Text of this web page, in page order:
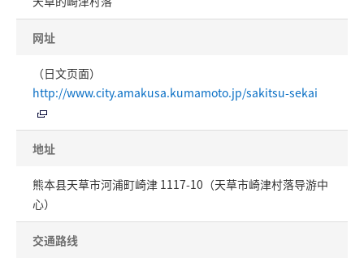
网址
（日文页面）
http://www.city.amakusa.kumamoto.jp/sakitsu-sekai
地址
熊本县天草市河浦町崎津 1117-10（天草市崎津村落导游中
心）
交通路线